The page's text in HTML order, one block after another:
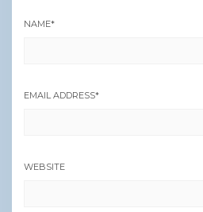
NAME*
EMAIL ADDRESS*
WEBSITE